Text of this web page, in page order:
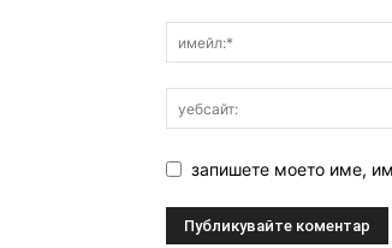
запишете моето име,